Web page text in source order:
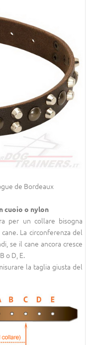
de Bordeaux
cuoio o nylon
per un collare bisogna
La circonferenza del
se il cane ancora cresce
o D, E.
la taglia giusta del